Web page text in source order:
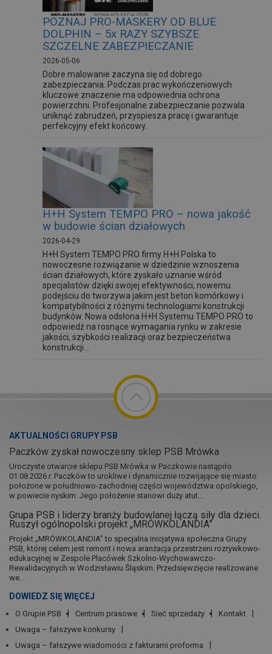
POZNAJ PRO-MASKERY OD BLUE
DOLPHIN – 5x RAZY SZYBSZE
SZCZELNE ZABEZPIECZANIE
2026-05-06
Dobre malowanie zaczyna się od dobrego
zabezpieczania. Podczas prac wykończeniowych
kluczowe znaczenie ma odpowiednia ochrona
powierzchni. Profesjonalne zabezpieczanie pozwala
uniknąć zabrudzeń, przyspiesza pracę i gwarantuje
perfekcyjny efekt końcowy.
H+H System TEMPO PRO – nowa jakość
w budowie ścian działowych
2026-04-29
H+H System TEMPO PRO firmy H+H Polska to
nowoczesne rozwiązanie w dziedzinie wznoszenia
ścian działowych, które zyskało uznanie wśród
specjalistów dzięki swojej efektywności, nowemu
podejściu do tworzywa jakim jest beton komórkowy i
kompatybilności z różnymi technologiami konstrukcji
budynków. Nowa odsłona H+H Systemu TEMPO PRO to
odpowiedź na rosnące wymagania rynku w zakresie
jakości, szybkości realizacji oraz bezpieczeństwa
konstrukcji...
AKTUALNOŚCI GRUPY PSB
Paczków zyskał nowoczesny sklep PSB Mrówka
Uroczyste otwarcie sklepu PSB Mrówka w Paczkowie nastąpiło
01.08.2026 r. Paczków to urokliwe i dynamicznie rozwijające się miasto
położone w południowo-zachodniej części województwa opolskiego,
w powiecie nyskim. Jego położenie stanowi duży atut...
Grupa PSB i liderzy branży budowlanej łączą siły dla dzieci.
Ruszył ogólnopolski projekt „MRÓWKOLANDIA”
Projekt „MRÓWKOLANDIA” to specjalna inicjatywa społeczna Grupy
PSB, której celem jest remont i nowa aranżacja przestrzeni rozrywkowo-
edukacyjnej w Zespole Placówek Szkolno-Wychowawczo-
Rewalidacyjnych w Wodzisławiu Śląskim. Przedsięwzięcie realizowane
we...
DOWIEDZ SIĘ WIĘCEJ
O Grupie PSB Centrum prasowe Sieć sprzedaży
Kontakt
Uwaga – fałszywe konkursy
Uwaga – fałszywe wiadomości z fakturami proforma